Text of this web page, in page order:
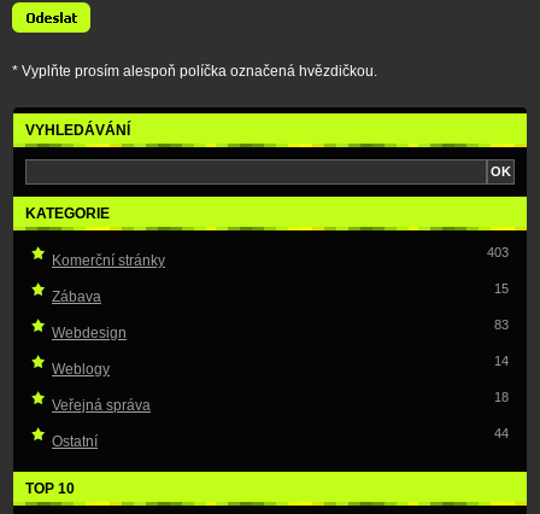
* Vyplňte prosím alespoň políčka označená hvězdičkou.
VYHLEDÁVÁNÍ
KATEGORIE
403
Komerční stránky
15
Zábava
83
Webdesign
14
Weblogy
18
Veřejná správa
44
Ostatní
TOP 10